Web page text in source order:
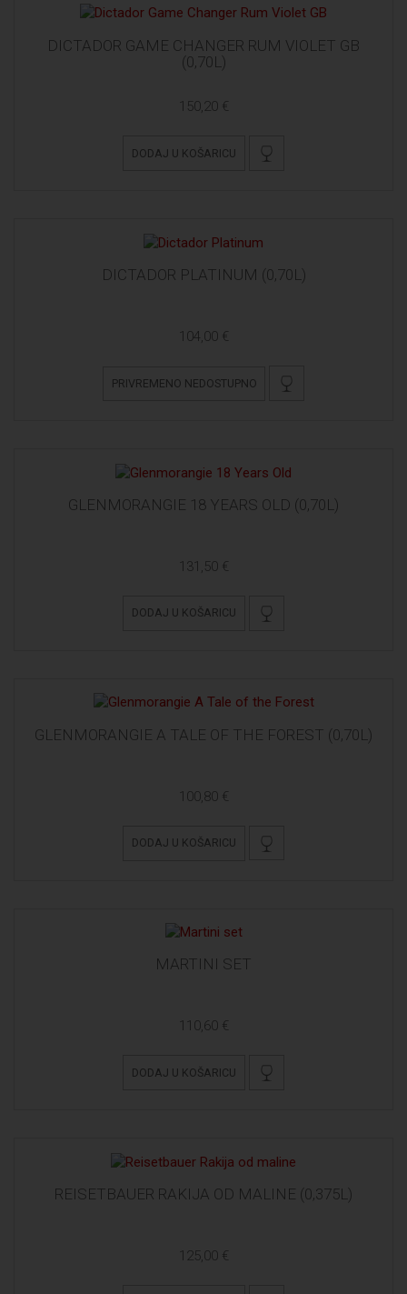
DICTADOR GAME CHANGER RUM VIOLET GB
(0,70L)
150,20 €
DODAJ U KOŠARICU
DICTADOR PLATINUM (0,70L)
104,00 €
PRIVREMENO NEDOSTUPNO
GLENMORANGIE 18 YEARS OLD (0,70L)
131,50 €
DODAJ U KOŠARICU
GLENMORANGIE A TALE OF THE FOREST (0,70L)
100,80 €
DODAJ U KOŠARICU
MARTINI SET
110,60 €
DODAJ U KOŠARICU
REISETBAUER RAKIJA OD MALINE (0,375L)
125,00 €